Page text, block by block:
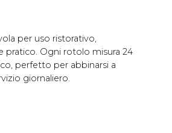
per uso ristorativo,
pratico. Ogni rotolo misura 24
perfetto per abbinarsi a
giornaliero.